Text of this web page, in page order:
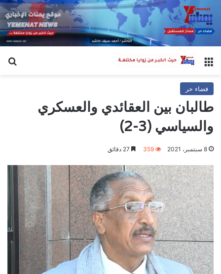
القائمة
فضاء حر
طالبان بين العقائدي والعسكري
والسياسي (3-2)
8 سبتمبر، 2021 359